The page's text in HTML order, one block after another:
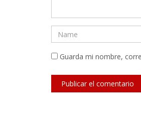
Guarda mi nombre,